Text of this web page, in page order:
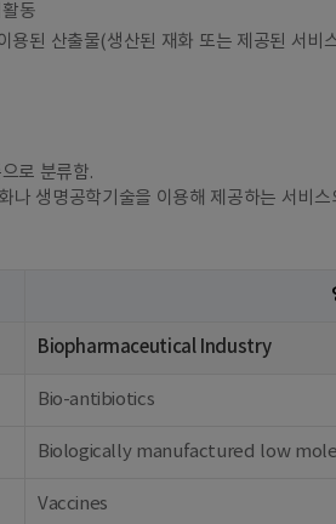
동
된 산출물(생산된 재화 또는 제공된 서비
로 분류함.
나 생명공학기술을 이용해 제공하는 서비
Biopharmaceutical Industry
Bio-antibiotics
Biologically manufactured low
Vaccines